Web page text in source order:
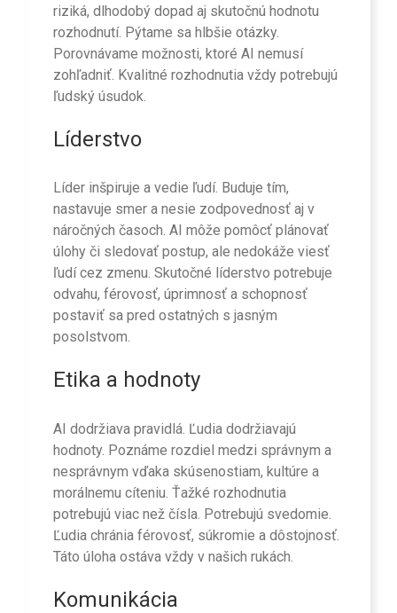
riziká, dlhodobý dopad aj skutočnú hodnotu
rozhodnutí. Pýtame sa hlbšie otázky.
Porovnávame možnosti, ktoré AI nemusí
zohľadniť. Kvalitné rozhodnutia vždy potrebujú
ľudský úsudok.
Líderstvo
Líder inšpiruje a vedie ľudí. Buduje tím,
nastavuje smer a nesie zodpovednosť aj v
náročných časoch. AI môže pomôcť plánovať
úlohy či sledovať postup, ale nedokáže viesť
ľudí cez zmenu. Skutočné líderstvo potrebuje
odvahu, férovosť, úprimnosť a schopnosť
postaviť sa pred ostatných s jasným
posolstvom.
Etika a hodnoty
AI dodržiava pravidlá. Ľudia dodržiavajú
hodnoty. Poznáme rozdiel medzi správnym a
nesprávnym vďaka skúsenostiam, kultúre a
morálnemu cíteniu. Ťažké rozhodnutia
potrebujú viac než čísla. Potrebujú svedomie.
Ľudia chránia férovosť, súkromie a dôstojnosť.
Táto úloha ostáva vždy v našich rukách.
Komunikácia